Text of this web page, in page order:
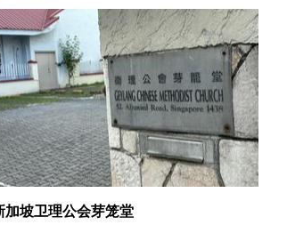
加坡卫理公会芽笼堂